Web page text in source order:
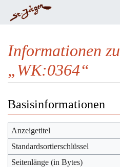
Informationen zu
„WK:0364“
Basisinformationen
Anzeigetitel
Standardsortierschlüssel
Seitenlänge (in Bytes)